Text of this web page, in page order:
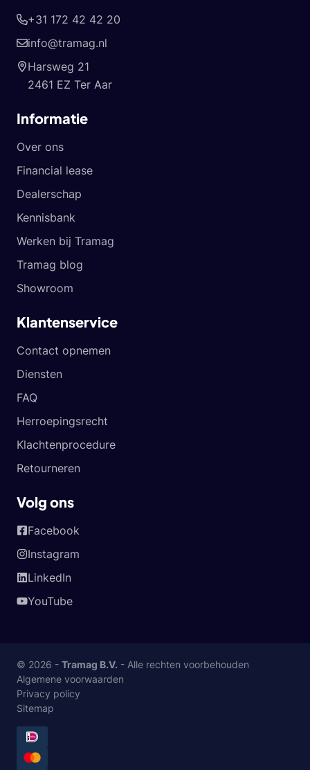
+31 172 42 42 20
info@tramag.nl
Harsweg 21
2461 EZ Ter Aar
Informatie
Over ons
Financial lease
Dealerschap
Kennisbank
Werken bij Tramag
Tramag blog
Showroom
Klantenservice
Contact opnemen
Diensten
FAQ
Herroepingsrecht
Klachtenprocedure
Retourneren
Volg ons
Facebook
Instagram
LinkedIn
YouTube
© 2026 - Tramag B.V. - Alle rechten voorbehouden
Algemene voorwaarden
Privacy policy
Sitemap